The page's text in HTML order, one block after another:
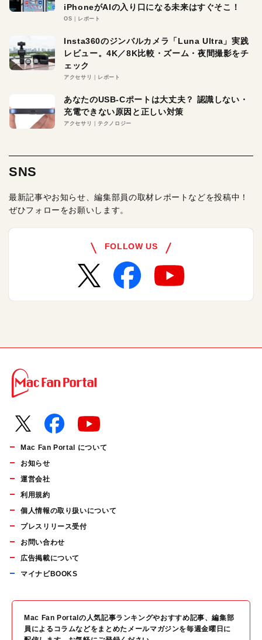
iPhoneがAIの入り口になる未来はすぐそこ！
OS レポート
Insta360のジンバルカメラ「Luna Ultra」実践
レビュー。4K／8K比較・ズーム・夜間撮影をチ
ェック
アクセサリ レポート
あなたのUSB-Cポートは大丈夫？ 認識しない・
充電できない原因と正しい対策
アクセサリ テクノロジー
SNS
最新記事やお知らせ、編集部員の取材レポートなどを投稿中！
ぜひフォローをお願いします。
FOLLOW US
Mac Fan Portal について
お知らせ
運営会社
利用規約
個人情報の取り扱いについて
プレスリリース受付
お問い合わせ
広告掲載について
マイナビBOOKS
Mac Fan Portalの人気記事ランキングやおすすめ記事、編集部
員によるコラムなどをまとめたメールマガジンを毎週金曜日に